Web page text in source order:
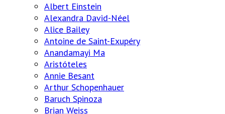
Albert Einstein
Alexandra David-Néel
Alice Bailey
Antoine de Saint-Exupéry
Anandamayi Ma
Aristóteles
Annie Besant
Arthur Schopenhauer
Baruch Spinoza
Brian Weiss